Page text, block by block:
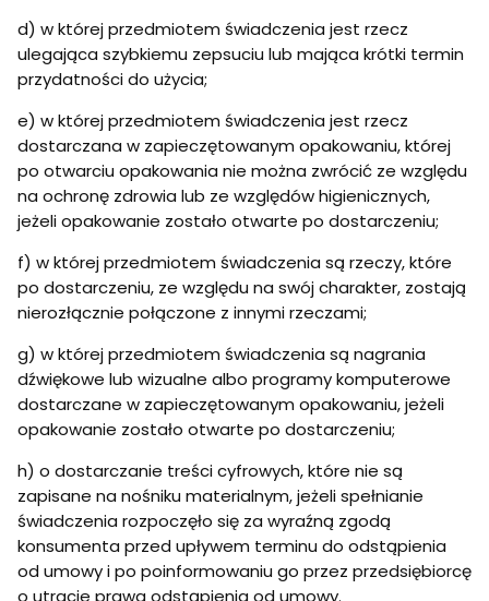
d) w której przedmiotem świadczenia jest rzecz
ulegająca szybkiemu zepsuciu lub mająca krótki termin
przydatności do użycia;
e) w której przedmiotem świadczenia jest rzecz
dostarczana w zapieczętowanym opakowaniu, której
po otwarciu opakowania nie można zwrócić ze względu
na ochronę zdrowia lub ze względów higienicznych,
jeżeli opakowanie zostało otwarte po dostarczeniu;
f) w której przedmiotem świadczenia są rzeczy, które
po dostarczeniu, ze względu na swój charakter, zostają
nierozłącznie połączone z innymi rzeczami;
g) w której przedmiotem świadczenia są nagrania
dźwiękowe lub wizualne albo programy komputerowe
dostarczane w zapieczętowanym opakowaniu, jeżeli
opakowanie zostało otwarte po dostarczeniu;
h) o dostarczanie treści cyfrowych, które nie są
zapisane na nośniku materialnym, jeżeli spełnianie
świadczenia rozpoczęło się za wyraźną zgodą
konsumenta przed upływem terminu do odstąpienia
od umowy i po poinformowaniu go przez przedsiębiorcę
o utracie prawa odstąpienia od umowy.